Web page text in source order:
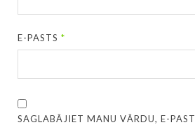
E-PASTS*
SAGLABĀJIET MANU VĀRDU, E-